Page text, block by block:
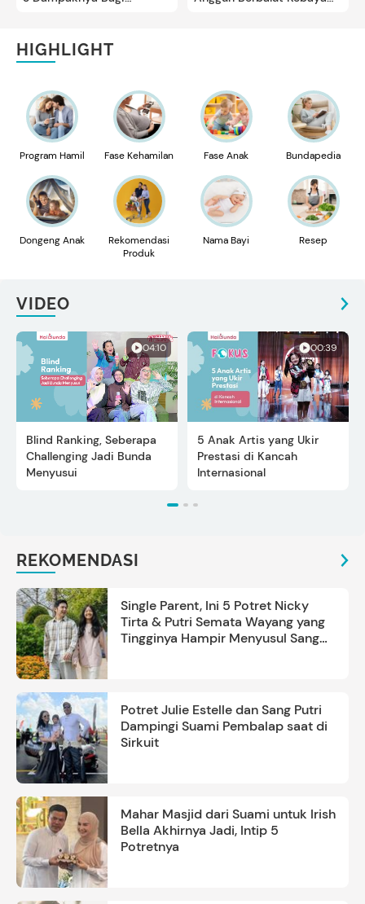
HIGHLIGHT
Program Hamil Fase Kehamilan Fase Anak Bundapedia
Dongeng Anak
Rekomendasi
Produk
Nama Bayi Resep
VIDEO
04:10
Blind Ranking, Seberapa
Challenging Jadi Bunda
Menyusui
00:39
5 Anak Artis yang Ukir
Prestasi di Kancah
Internasional
REKOMENDASI
Single Parent, Ini 5 Potret Nicky
Tirta & Putri Semata Wayang yang
Tingginya Hampir Menyusul Sang
Potret Julie Estelle dan Sang Putri
Dampingi Suami Pembalap saat di
Sirkuit
Mahar Masjid dari Suami untuk Irish
Bella Akhirnya Jadi, Intip 5
Potretnya